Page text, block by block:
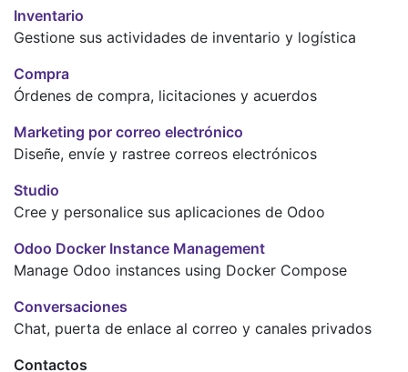
Inventario
Gestione sus actividades de inventario y logística
Compra
Órdenes de compra, licitaciones y acuerdos
Marketing por correo electrónico
Diseñe, envíe y rastree correos electrónicos
Studio
Cree y personalice sus aplicaciones de Odoo
Odoo Docker Instance Management
Manage Odoo instances using Docker Compose
Conversaciones
Chat, puerta de enlace al correo y canales privados
Contactos